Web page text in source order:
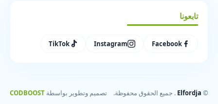
تابعونا
Facebook
Instagram
TikTok
©
Elfordja . جميع الحقوق محفوظة. تصميم وتطوير بواسطة CODBOOST